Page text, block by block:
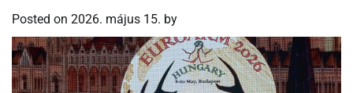
Posted on 2026. május 15. by